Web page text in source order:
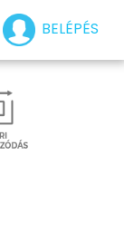
BELÉPÉS